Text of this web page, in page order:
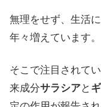
無理をせず、生活
年々増えています。
そこで注目されて
来成分サラシアと